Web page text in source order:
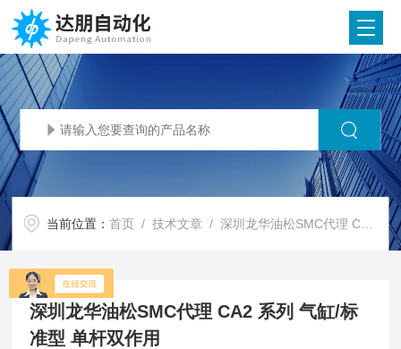
当前位置：首页 /技术文章 / 深圳龙华油松SMC代理 CA2 系列 气缸/标准型 单杆双作用
深圳龙华油松SMC代理 CA2 系列 气缸/标
准型 单杆双作用